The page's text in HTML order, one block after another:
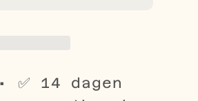
14 dagen